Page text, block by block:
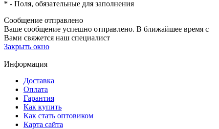
* - Поля, обязательные для заполнения
Сообщение отправлено
Ваше сообщение успешно отправлено. В ближайшее время с
Вами свяжется наш специалист
Закрыть окно
Информация
Доставка
Оплата
Гарантия
Как купить
Как стать оптовиком
Карта сайта